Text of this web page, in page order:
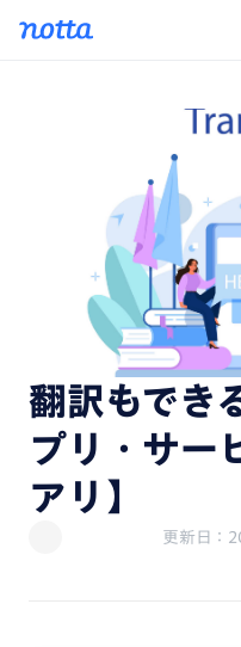
翻訳もでき
プリ・サー
アリ】
更新日：